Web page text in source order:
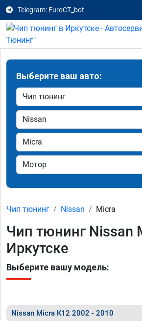
Telegram: EuroCT_bot
Выберите ваш авто:
Чип тюнинг Nissan Micra
Чип тюнинг Nissan
Иркутске
Выберите вашу модель:
Nissan Micra K12 2002 - 2010